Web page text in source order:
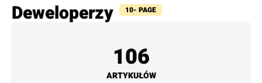
Deweloperzy 10- PAGE
106
ARTYKUŁÓW